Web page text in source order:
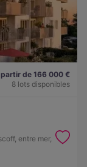
de 166 000 €
8 lots disponibles
entre mer,